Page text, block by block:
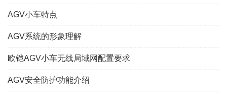
AGV小车特点
AGV系统的形象理解
欧铠AGV小车无线局域网配置要求
AGV安全防护功能介绍